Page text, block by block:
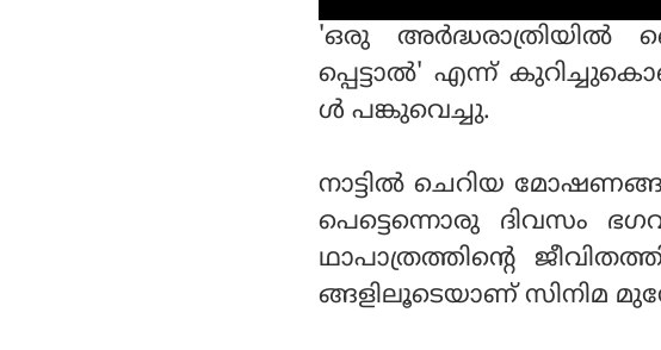
'ഒരു അര്‍ദ്ധരാത്രിയില്‍
പ്പെട്ടാല്‍' എന്ന്
ള്‍ പങ്കുവെച്ചു.
നാട്ടില്‍ ചെറിയ
പെട്ടെന്നൊരു ദിവസം
ഥാപാത്രത്തിന്റെ
ങ്ങളിലൂടെയാണ് സിനിമ